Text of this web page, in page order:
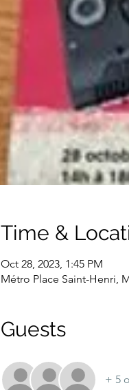
Time &
Oct 28, 2023, 1:45 PM
Métro Place Saint-Henri,
Guests
+ 5